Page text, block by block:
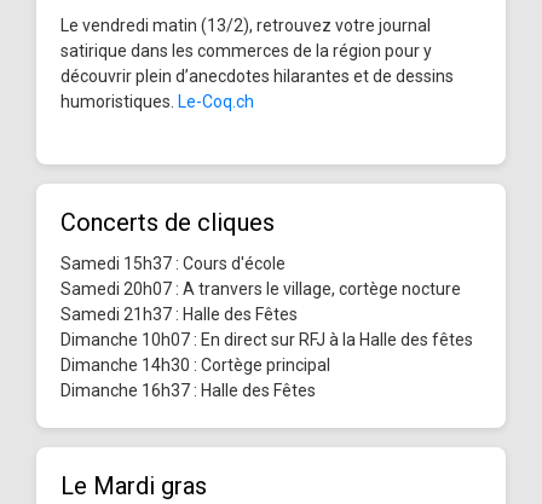
Le vendredi matin (13/2), retrouvez votre journal
satirique dans les commerces de la région pour y
découvrir plein d’anecdotes hilarantes et de dessins
humoristiques. Le-Coq.ch
Concerts de cliques
Samedi 15h37 : Cours d'école
Samedi 20h07 : A tranvers le village, cortège nocture
Samedi 21h37 : Halle des Fêtes
Dimanche 10h07 : En direct sur RFJ à la Halle des fêtes
Dimanche 14h30 : Cortège principal
Dimanche 16h37 : Halle des Fêtes
Le Mardi gras